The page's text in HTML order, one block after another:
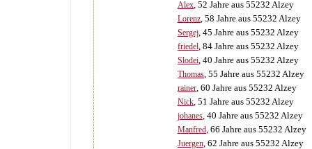
Alex, 52 Jahre aus 55232 Alzey
Lorenz, 58 Jahre aus 55232 Alzey
Sergej, 45 Jahre aus 55232 Alzey
friedel, 84 Jahre aus 55232 Alzey
Slodei, 40 Jahre aus 55232 Alzey
Thomas, 55 Jahre aus 55232 Alzey
rainer, 60 Jahre aus 55232 Alzey
Nick, 51 Jahre aus 55232 Alzey
johanes, 40 Jahre aus 55232 Alzey
Manfred, 66 Jahre aus 55232 Alzey
Juergen, 62 Jahre aus 55232 Alzey